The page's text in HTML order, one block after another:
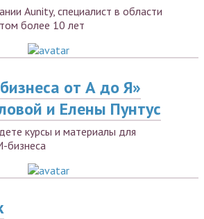
Aunity, специалист в области
более 10 лет
от А до Я»
и Елены Пунтус
курсы и материалы для
бизнеса